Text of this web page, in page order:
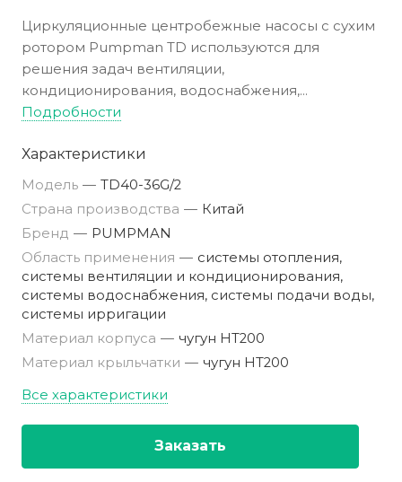
Циркуляционные центробежные насосы с сухим
ротором Pumpman TD используются для
решения задач вентиляции,
кондиционирования, водоснабжения,
отопления, подачи воды и ирригации.
энергосбережение, низкий уровень шума и
длительный срок эксплуатации. Насос имеет
информацию Вы найдете в
Для точного подбора рекомендуем
использоватьпрограмму подбораили
обратитьсяк нашим специалистам.
Подробности
Характеристики
Модель — TD40-36G/2
Страна производства — Китай
Бренд — PUMPMAN
Область применения — системы отопления,
системы вентиляции и кондиционирования,
системы водоснабжения, системы подачи воды,
системы ирригации
Материал корпуса — чугун HT200
Материал крыльчатки — чугун HT200
Все характеристики
Заказать